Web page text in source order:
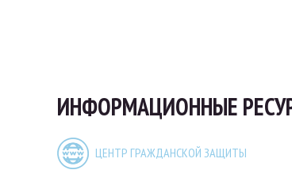
ИНФОРМАЦИОННЫЕ
ЦЕНТР ГРАЖДАНСКОЙ ЗАЩИТЫ